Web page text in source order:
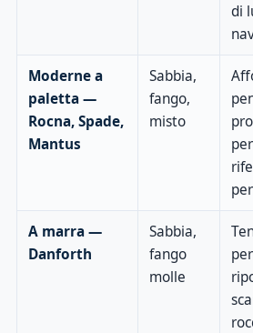
di
Moderne a
paletta —
Rocna, Spade,
Mantus
Sabbia,
fango,
misto
A marra —
Danforth
Sabbia,
fango
molle